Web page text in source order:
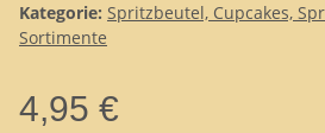
Kategorie: Spritzbeutel, Cupcakes,
Sortimente
4,95 €